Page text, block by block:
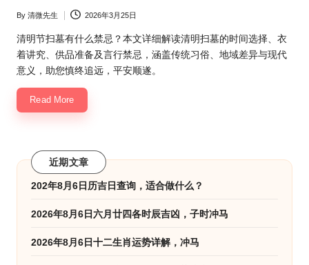
Posted
by
By 清微先生 2026年3月25日
清明节扫墓有什么禁忌？本文详细解读清明扫墓的时间选择、衣
着讲究、供品准备及言行禁忌，涵盖传统习俗、地域差异与现代
意义，助您慎终追远，平安顺遂。
Read More
近期文章
202年8月6日历吉日查询，适合做什么？
2026年8月6日六月廿四各时辰吉凶，子时冲马
2026年8月6日十二生肖运势详解，冲马